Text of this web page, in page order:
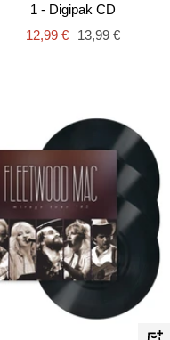
1 - Digipak CD
Angebotspreis
12,99 € Regulärer
13,99 €